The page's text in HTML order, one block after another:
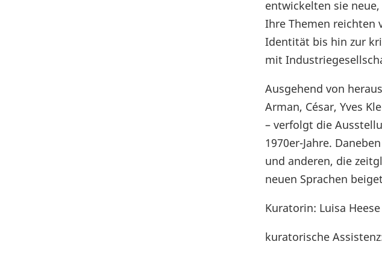
entwickelten sie
Ihre Themen reichten
Identität bis hin zur
mit
Ausgehend von
Arman, César, Yves
– verfolgt die
1970er-Jahre.
und anderen, die
neuen Sprachen
Kuratorin: Luisa Heese
kuratorische